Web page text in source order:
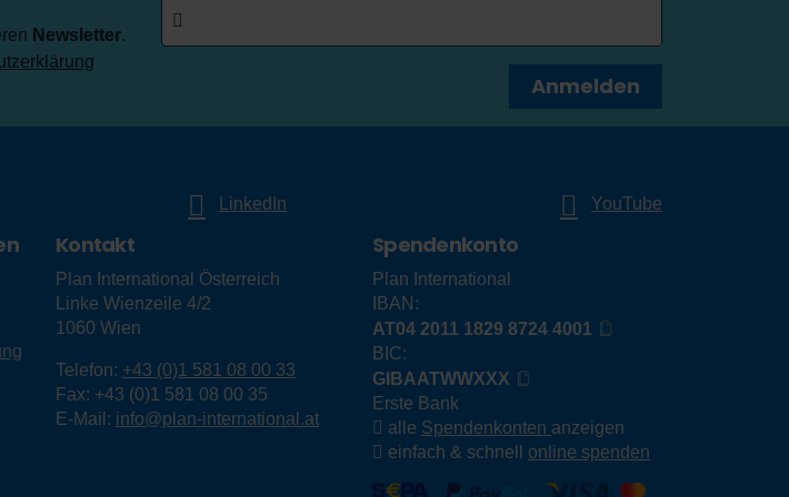
Newsletter.
Anmelden
LinkedIn YouTube
Kontakt
Plan International Österreich
Linke Wienzeile 4/2
1060 Wien
Telefon: +43 (0)1 581 08 00 33
Fax: +43 (0)1 581 08 00 35
E-Mail: info@plan-international.at
Spendenkonto
Plan International
IBAN:
AT04 2011 1829 8724 4001
BIC:
GIBAATWWXXX
Erste Bank
alle Spendenkonten anzeigen
einfach & schnell online spenden